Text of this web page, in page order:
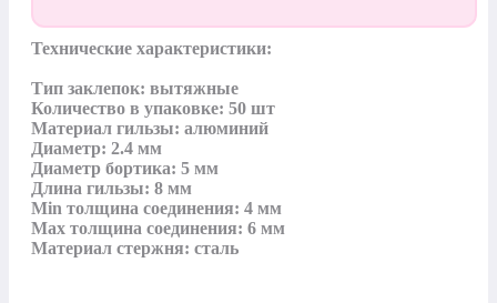
Технические характеристики:
Тип заклепок: вытяжные
Количество в упаковке: 50 шт
Материал гильзы: алюминий
Диаметр: 2.4 мм
Диаметр бортика: 5 мм
Длина гильзы: 8 мм
Min толщина соединения: 4 мм
Max толщина соединения: 6 мм
Материал стержня: сталь